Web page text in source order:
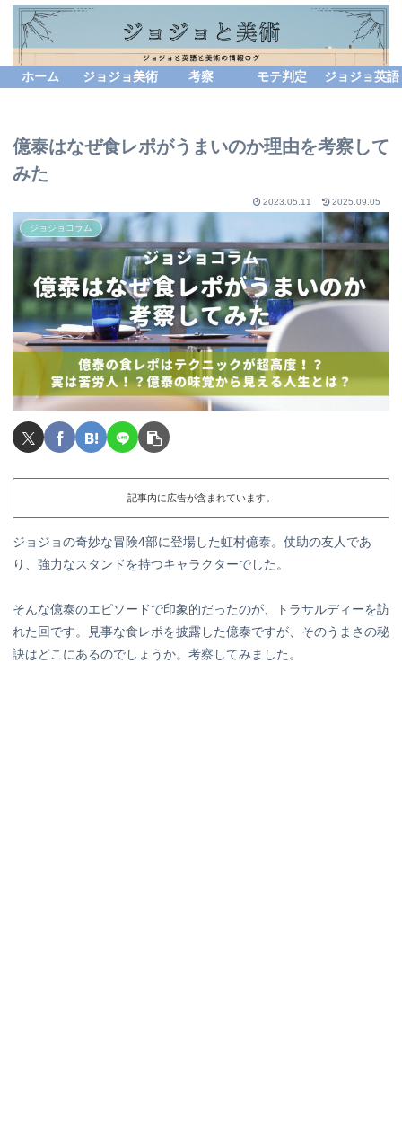
ホーム ジョジョ美術 考察 モテ判定 ジョジョ英語
億泰はなぜ食レポがうまいのか理由を考察して
みた
2023.05.11 2025.09.05
ジョジョコラム
記事内に広告が含まれています。
ジョジョの奇妙な冒険4部に登場した虹村億泰。仗助の友人であ
り、強力なスタンドを持つキャラクターでした。
そんな億泰のエピソードで印象的だったのが、トラサルディーを訪
れた回です。見事な食レポを披露した億泰ですが、そのうまさの秘
訣はどこにあるのでしょうか。考察してみました。